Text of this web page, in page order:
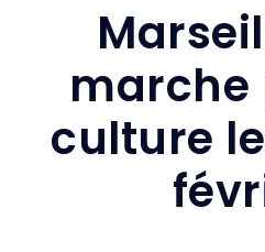
marche
culture